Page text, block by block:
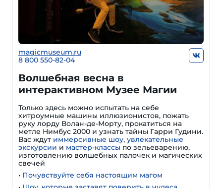
magicmuseum.ru
8 800 550-82-04
Волшебная весна в
интерактивном Музее Магии
Только здесь можно испытать на себе
хитроумные машины иллюзионистов, пожать
руку лорду Волан-де-Морту, прокатиться на
метле Нимбус 2000 и узнать тайны Гарри Гудини.
Вас ждут иммерсивные шоу, увлекательные
экскурсии и мастер-классы по зельеварению,
изготовлению волшебных палочек и магических
свечей
• Почувствуйте себя настоящим магом